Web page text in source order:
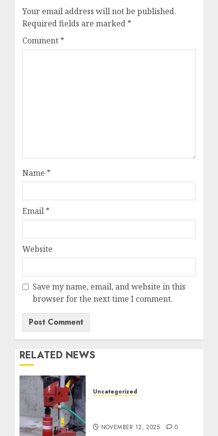
Your email address will not be published.
Required fields are marked *
Comment *
Name *
Email *
Website
Save my name, email, and website in this
browser for the next time I comment.
RELATED NEWS
Uncategorized
NOVEMBER 12, 2025 0